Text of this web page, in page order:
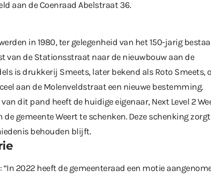
aan de Coenraad Abelstraat 36.
in 1980, ter gelegenheid van het 150-jarig
van de Stationsstraat naar de nieuwbouw aan de
is drukkerij Smeets, later bekend als Roto Smeets,
aan de Molenveldstraat een nieuwe bestemming.
dit pand heeft de huidige eigenaar, Next Level 2
gemeente Weert te schenken. Deze schenking
behouden blijft.
“In 2022 heeft de gemeenteraad een motie